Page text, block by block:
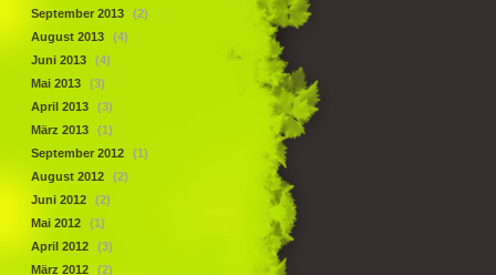
September 2013
(2)
August 2013
(4)
Juni 2013
(4)
Mai 2013
(3)
April 2013
(3)
März 2013
(1)
September 2012
(1)
August 2012
(2)
Juni 2012
(2)
Mai 2012
(1)
April 2012
(3)
März 2012
(2)